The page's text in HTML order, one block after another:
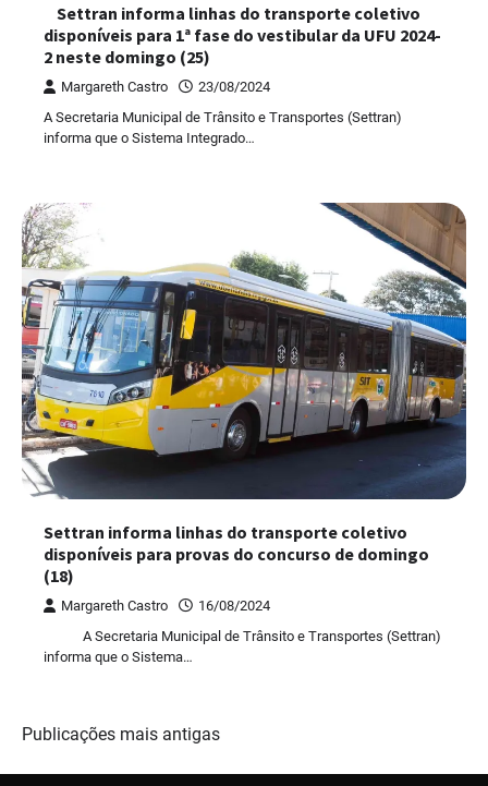
Settran informa linhas do transporte coletivo
disponíveis para 1ª fase do vestibular da UFU 2024-
2 neste domingo (25)
Margareth Castro
23/08/2024
A Secretaria Municipal de Trânsito e Transportes (Settran)
informa que o Sistema Integrado…
Settran informa linhas do transporte coletivo
disponíveis para provas do concurso de domingo
(18)
Margareth Castro
16/08/2024
A Secretaria Municipal de Trânsito e Transportes (Settran)
informa que o Sistema…
Navegação
por
Publicações mais antigas